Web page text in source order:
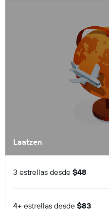
Laatzen
3 estrellas desde $48
4+ estrellas desde $83